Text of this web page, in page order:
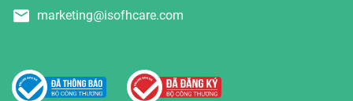
marketing@isofhcare.com